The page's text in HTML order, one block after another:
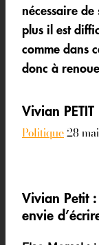
nécessaire
plus il est
comme dans
donc à
Vivian PETIT
Politique 28
Vivian Petit :
envie